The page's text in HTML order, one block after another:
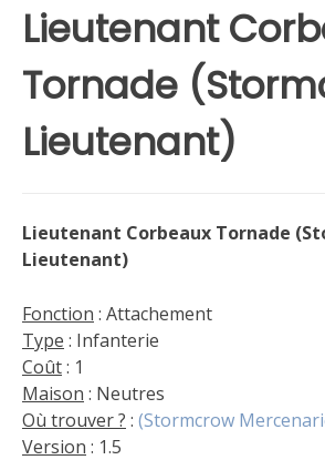
Lieutenant
Tornade
Lieutenant)
Lieutenant Corbeaux Tornade
Lieutenant)
Fonction : Attachement
Type : Infanterie
Coût: 1
Maison : Neutres
Où trouver ? : (Stormcrow
Version : 1.5